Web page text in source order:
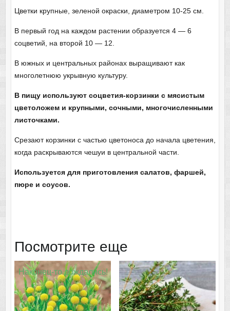
Цветки крупные, зеленой окраски, диаметром 10-25 см.
В первый год на каждом растении образуется 4 — 6
соцветий, на второй 10 — 12.
В южных и центральных районах выращивают как
многолетнюю укрывную культуру.
В пищу используют соцветия-корзинки с мясистым
цветоложем и крупными, сочными, многочисленными
листочками.
Срезают корзинки с частью цветоноса до начала цветения,
когда раскрываются чешуи в центральной части.
Используется для приготовления салатов, фаршей,
пюре и соусов.
Посмотрите еще
Наконец-то дождались!